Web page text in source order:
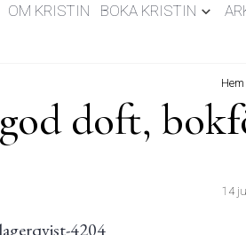
OM KRISTIN BOKA KRISTIN
god doft,
14